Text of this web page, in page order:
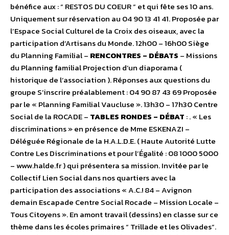
bénéfice aux : “ RESTOS DU COEUR “ et qui fête ses 10 ans.
Uniquement sur réservation au 04 90 13 41 41. Proposée par
l’Espace Social Culturel de la Croix des oiseaux, avec la
participation d’Artisans du Monde. 12h00 – 16h00 Siège
du Planning Familial – RENCONTRES – DÉBATS – Missions
du Planning familial Projection d’un diaporama (
historique de l’association ). Réponses aux questions du
groupe S’inscrire préalablement : 04 90 87 43 69 Proposée
par le « Planning Familial Vaucluse ». 13h30 – 17h30 Centre
Social de la ROCADE – TABLES RONDES – DÉBAT : . « Les
discriminations » en présence de Mme ESKENAZI –
Déléguée Régionale de la H.A.L.D.E. ( Haute Autorité Lutte
Contre Les Discriminations et pour l’Égalité : 08 1000 5000
– www.halde.fr ) qui présentera sa mission. Invitée par le
Collectif Lien Social dans nos quartiers avec la
participation des associations « A.C.! 84 – Avignon
demain Escapade Centre Social Rocade – Mission Locale –
Tous Citoyens ». En amont travail (dessins) en classe sur ce
thème dans les écoles primaires “ Trillade et les Olivades”.